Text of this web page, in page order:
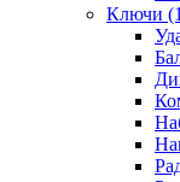
Ключи